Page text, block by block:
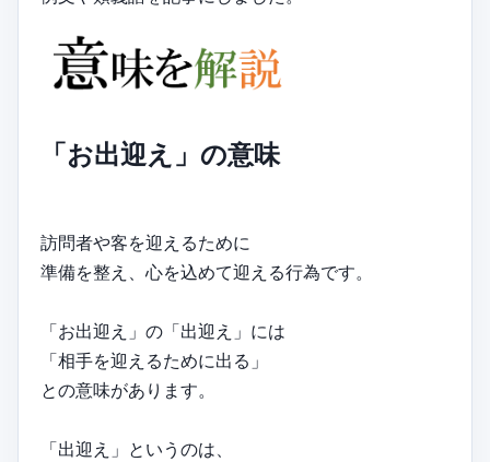
「お出迎え」の意味
訪問者や客を迎えるために
準備を整え、心を込めて迎える行為です。
「お出迎え」の「出迎え」には
「相手を迎えるために出る」
との意味があります。
「出迎え」というのは、